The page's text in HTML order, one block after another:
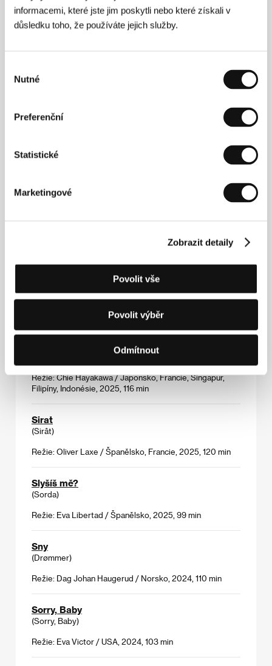
informacemi, které jste jim poskytli nebo které získali v
důsledku toho, že používáte jejich služby.
souhlasu
Nutné
Preferenční
Statistické
Marketingové
Zobrazit detaily
Povolit vše
Povolit výběr
Odmítnout
Režie: Piotr Winiewicz / Dánsko, USA, 2024, 84 min
Režie: Alexandra Makarová / Rakousko, Slovenská
Pobuda
Režie: Harris Dickinson / Velká Británie, 2025, 99 min
Pohádky po babičce
(Pohádky po babičce)
(Lesbian Space Princess)
Režie: Emma Hough Hobbs, Leela Varghese / Austrálie,
Režie: Chie Hayakawa / Japonsko, Francie, Singapur,
Filipíny, Indonésie, 2025, 116 min
Sirat
(Sirât)
Režie: Oliver Laxe / Španělsko, Francie, 2025, 120 min
Slyšíš mě?
(Sorda)
Režie: Eva Libertad / Španělsko, 2025, 99 min
Sny
(Drømmer)
Režie: Dag Johan Haugerud / Norsko, 2024, 110 min
Sorry, Baby
(Sorry, Baby)
Režie: Eva Victor / USA, 2024, 103 min